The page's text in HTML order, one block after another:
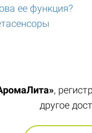
ее функция?
,
другое